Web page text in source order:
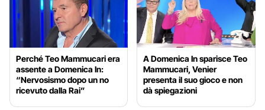
Perché Teo Mammucari era
assente a Domenica In:
“Nervosismo dopo un no
ricevuto dalla Rai”
A Domenica In sparisce Teo
Mammucari, Venier
presenta il suo gioco e non
dà spiegazioni